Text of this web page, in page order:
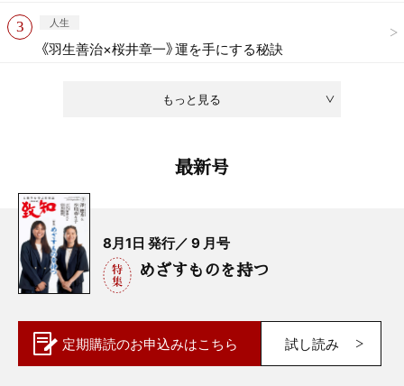
もっと見る
人生
《羽生善治×桜井章一》運を手にする秘訣
最新号
8月1日 発行／ 9 月号
めざすものを持つ
定期購読のお申込みはこちら 試し読み